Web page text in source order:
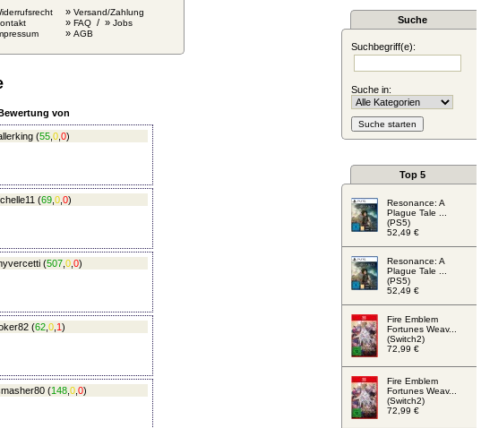
» Versand/Zahlung
» FAQ / » Jobs
» AGB
von
(55, 0, 0)
(69, 0, 0)
(507, 0, 0)
(62 0 1)
(148, 0, 0)
Suche
Suchbegriff(e):
Suche in:
Top 5
Resonance: A
Plague Tale ...
(PS5)
52,49 €
Resonance: A
Plague Tale ...
(PS5)
52,49 €
Fire Emblem
Fortunes Weav...
(Switch2)
72,99 €
Fire Emblem
Fortunes Weav...
(Switch2)
72,99 €